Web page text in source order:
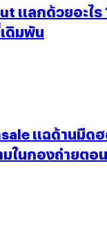
แลกด้วยอะไร
ดิมพัน
แฉด้านมืด
ในกองถ่ายตอ